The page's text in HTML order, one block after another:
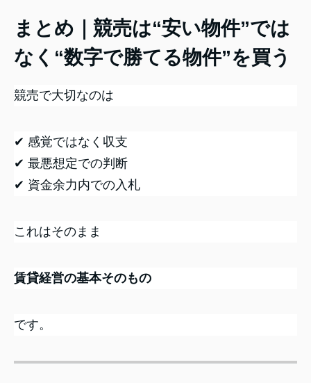
まとめ｜競売は“安い物件”では
なく“数字で勝てる物件”を買う
競売で大切なのは
✔ 感覚ではなく収支
✔ 最悪想定での判断
✔ 資金余力内での入札
これはそのまま
賃貸経営の基本そのもの
です。